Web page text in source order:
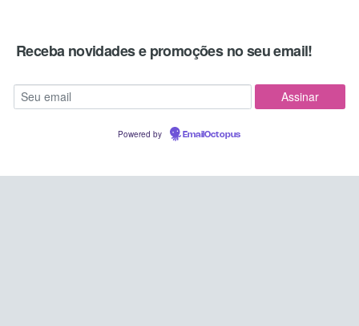
Receba novidades e promoções no seu email!
Powered by EmailOctopus